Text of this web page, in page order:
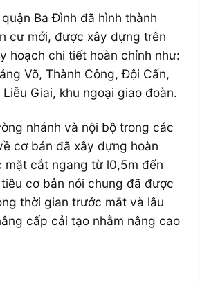
Ba Đình đã hình thành
cư mới, được xây dựng trên
hoạch chi tiết hoàn chỉnh như:
Võ, Thành Công, Đội Cấn,
Giai, khu ngoại giao đoàn.
nhánh và nội bộ trong các
cơ bản đã xây dựng hoàn
mặt cắt ngang từ l0,5m đến
cơ bản nói chung đã được
thời gian trước mắt và lâu
cấp cải tạo nhằm nâng cao